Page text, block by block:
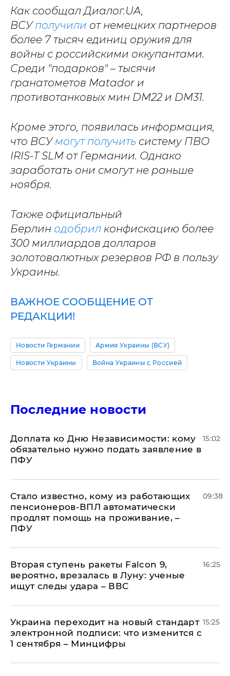
Как сообщал Диалог.UA,
ВСУполучили от немецких партнеров
более 7 тысяч единиц оружия для
войны с российскими оккупантами.
Среди "подарков" – тысячи
гранатометов Matador и
противотанковых мин DM22 и DM31.
Кроме этого, появилась информация,
что ВСУмогут получить систему ПВО
IRIS-T SLM от Германии. Однако
заработать они смогут не раньше
ноября.
Также официальный
Берлин одобрил конфискацию более
300 миллиардов долларов
золотовалютных резервов РФ в пользу
Украины.
ВАЖНОЕ СООБЩЕНИЕ ОТ
РЕДАКЦИИ!
Новости Германии Армия Украины (ВСУ)
Новости Украины Война Украины с Россией
Последние новости
Доплата ко Дню Независимости: кому
обязательно нужно подать заявление в
ПФУ
15:02
Стало известно, кому из работающих
пенсионеров-ВПЛ автоматически
продлят помощь на проживание, –
ПФУ
09:38
Вторая ступень ракеты Falcon 9,
вероятно, врезалась в Луну: ученые
ищут следы удара – ВВС
16:25
Украина переходит на новый стандарт
электронной подписи: что изменится с
1 сентября – Минцифры
15:25